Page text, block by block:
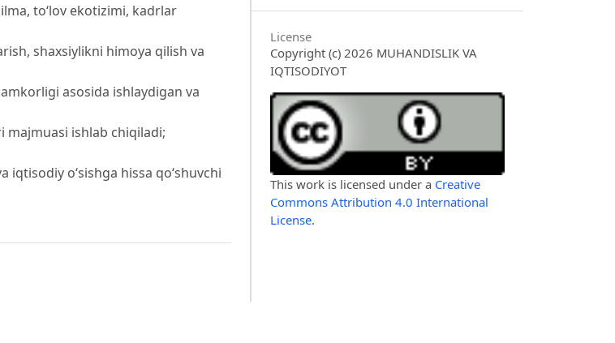
to‘lov ekotizimi, kadrlar
shaxsiylikni himoya qilish va
asosida ishlaydigan va
majmuasi ishlab chiqiladi;
o‘sishga hissa qo‘shuvchi
License
Copyright (c) 2026 MUHANDISLIK VA
IQTISODIYOT
This work is licensed under a Creative
Commons Attribution 4.0 International
License.